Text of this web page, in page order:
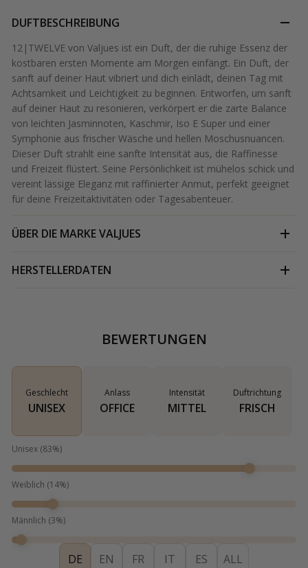
DUFTBESCHREIBUNG
12|TWELVE von Valjues ist ein Duft, der die ruhige Essenz der
kostbaren ersten Momente am Morgen einfängt. Ein Duft, der
sanft auf deiner Haut vibriert und dich einlädt, deinen Tag mit
Achtsamkeit und Leichtigkeit zu beginnen. Entworfen, um sanft
auf deiner Haut zu resonieren, verkörpert er die zarte Balance
von leichten Jasminnoten, Kaschmir, Iso E Super und einer
Symphonie aus frischer Wäsche und hellen Moschusnuancen.
Dieser Duft strahlt eine sanfte Intensität aus, die Raffinesse
und Freizeit flüstert. Seine Persönlichkeit ist mühelos schick und
vereint lässige Eleganz mit raffinierter Anmut, perfekt geeignet
für deine Freizeitaktivitäten oder Tagesabenteuer.
ÜBER DIE MARKEVALJUES
HERSTELLERDATEN
BEWERTUNGEN
Geschlecht
UNISEX
Anlass
OFFICE
Intensität
MITTEL
Duftrichtung
FRISCH
Unisex (83%)
Weiblich (14%)
Männlich (3%)
DE EN FR IT ES ALL